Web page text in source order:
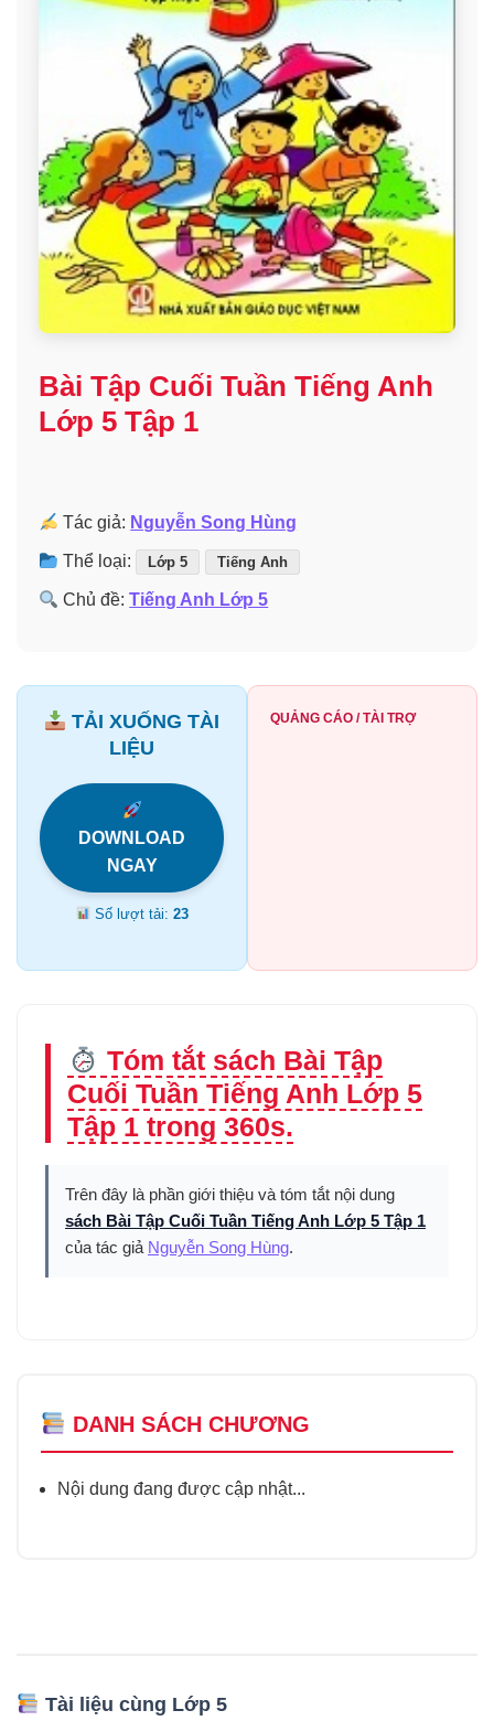
Bài Tập Cuối Tuần Tiếng Anh
Lớp 5 Tập 1
Tác giả: Nguyễn Song Hùng
Thể loại: Lớp 5 Tiếng Anh
Chủ đề:Tiếng Anh Lớp 5
TẢI XUỐNG TÀI
LIỆU
DOWNLOAD
NGAY
Số lượt tải:23
QUẢNG CÁO / TÀI TRỢ
Tóm tắt sách Bài Tập
Cuối Tuần Tiếng Anh Lớp 5
Tập 1 trong 360s.
Trên đây là phần giới thiệu và tóm tắt nội dung
sách Bài Tập Cuối Tuần Tiếng Anh Lớp 5 Tập 1
của tác giả Nguyễn Song Hùng.
DANH SÁCH CHƯƠNG
Nội dung đang được cập nhật...
Tài liệu cùng Lớp 5